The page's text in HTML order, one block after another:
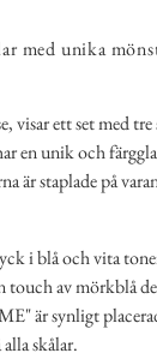
med unika
ett set med tre
en unik och
är staplade på
i blå och vita
touch av mörkblå
är synligt
skålar.